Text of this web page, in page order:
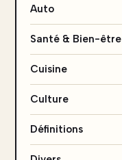
Auto
Santé & Bien-être
Cuisine
Culture
Définitions